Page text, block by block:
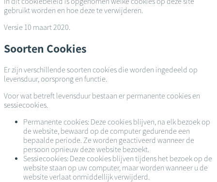
gebruikt worden en hoe deze te verwijderen.
Versie 10 maart 2020.
Soorten Cookies
Er zijn verschillende soorten cookies die worden ingedeeld op
levensduur, oorsprong en functie.
Voor wat betreft levensduur bestaan er permanente cookies en
sessiecookies.
Permanente cookies: Deze cookies blijven, na elk bezoek op
de website, bewaard op de computer gedurende een
bepaalde periode. Ze worden geactiveerd wanneer de
persoon opnieuw deze website bezoekt.
Sessiecookies: Deze cookies blijven tijdens het bezoek op de
website staan op uw computer, maar worden wanneer u de
website verlaat onmiddellijk verwijderd.